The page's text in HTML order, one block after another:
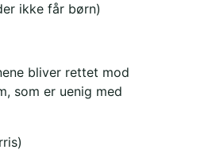
ikke får børn)
bliver rettet mod
som er uenig med